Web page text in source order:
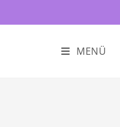
MENÜ